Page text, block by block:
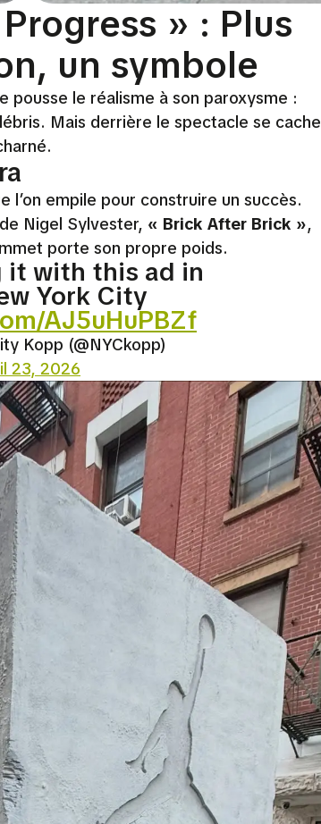
» : Plus
un symbole
pousse le réalisme à son paroxysme :
Mais derrière le spectacle se cache
l’on empile pour construire un succès.
Nigel Sylvester, « Brick After Brick »,
porte son propre poids.
it with this ad in
York City
AJ5uHuPBZf
Kopp (@NYCkopp)
23, 2026